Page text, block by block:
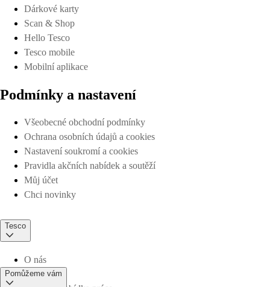
Dárkové karty
Scan & Shop
Hello Tesco
Tesco mobile
Mobilní aplikace
Podmínky a nastavení
Všeobecné obchodní podmínky
Ochrana osobních údajů a cookies
Nastavení soukromí a cookies
Pravidla akčních nabídek a soutěží
Můj účet
Chci novinky
Tesco
O nás
Pomůžeme vám